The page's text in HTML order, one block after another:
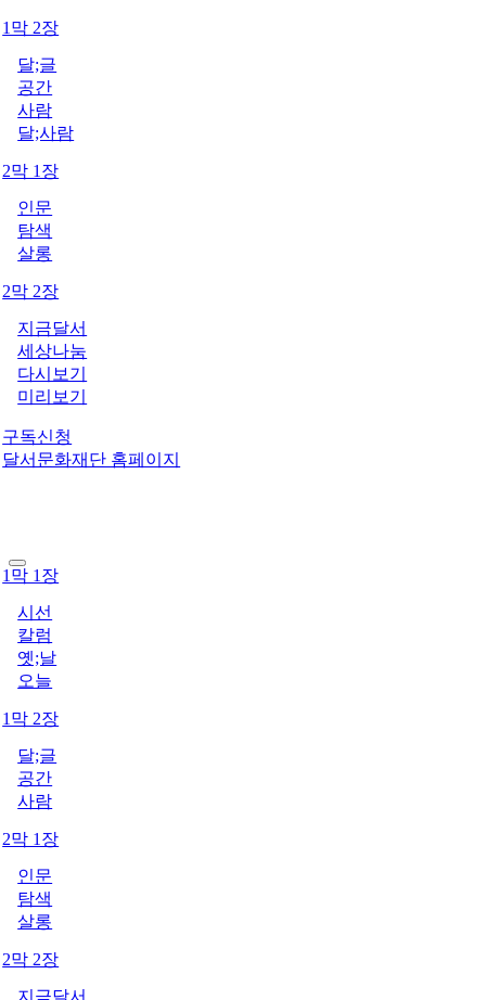
1막 2장
달;글
공간
사람
달;사람
2막 1장
인문
탐색
살롱
2막 2장
지금달서
세상나눔
다시보기
미리보기
구독신청
달서문화재단 홈페이지
1막 1장
시선
칼럼
옛;날
오늘
1막 2장
달;글
공간
사람
2막 1장
인문
탐색
살롱
2막 2장
지금달서